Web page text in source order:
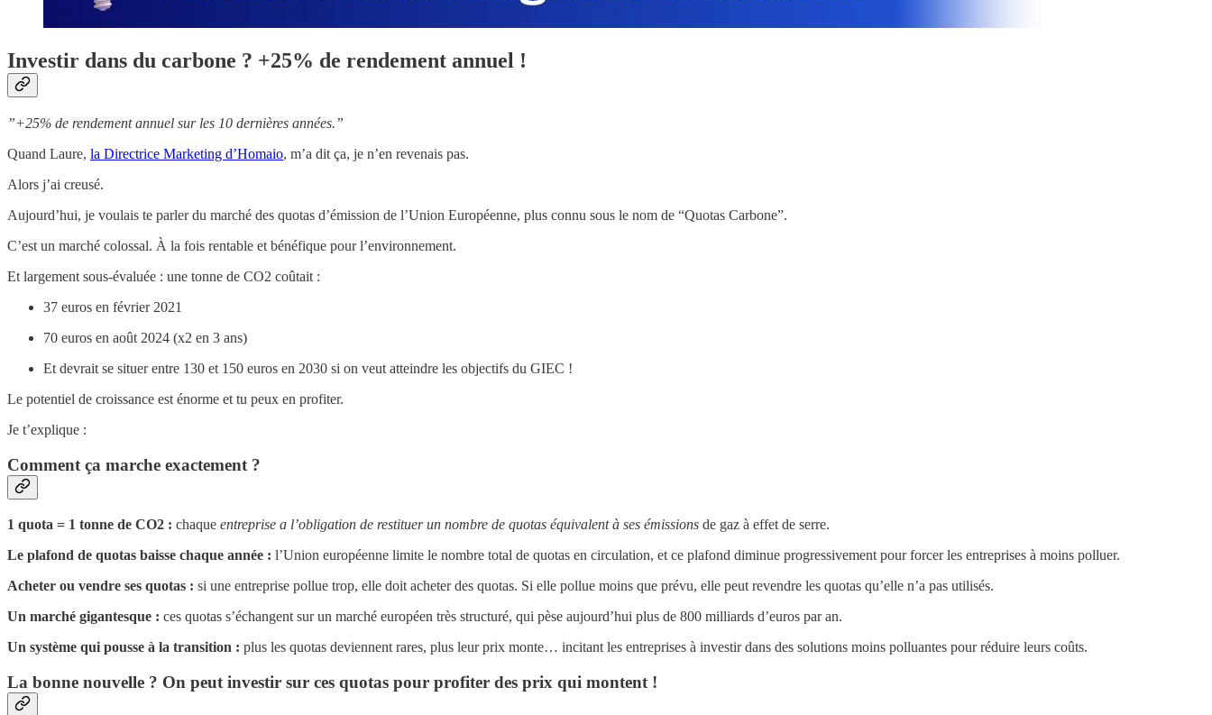
Investir dans du carbone ? +25% de rendement annuel !
​”+25% de rendement annuel sur les 10 dernières années.”
Quand Laure, la Directrice Marketing d’Homaio, m’a dit ça, je n’en revenais pas.
Alors j’ai creusé.
Aujourd’hui, je voulais te parler du marché des quotas d’émission de l’Union Européenne, plus connu sous le nom de “Quotas Carbone”.
C’est un marché colossal. À la fois rentable et bénéfique pour l’environnement.
Et largement sous-évaluée : une tonne de CO2 coûtait :
37 euros en février 2021
70 euros en août 2024 (x2 en 3 ans)
Et devrait se situer entre 130 et 150 euros en 2030 si on veut atteindre les objectifs du GIEC !
Le potentiel de croissance est énorme et tu peux en profiter.
Je t’explique :
Comment ça marche exactement ?
1 quota = 1 tonne de CO2 : chaque entreprise a l’obligation de restituer un nombre de quotas équivalent à ses émissions de gaz à effet de serre.
Le plafond de quotas baisse chaque année : l’Union européenne limite le nombre total de quotas en circulation, et ce plafond diminue progressivement pour forcer les entreprises à moins polluer.
Acheter ou vendre ses quotas : si une entreprise pollue trop, elle doit acheter des quotas. Si elle pollue moins que prévu, elle peut revendre les quotas qu’elle n’a pas utilisés.
Un marché gigantesque : ces quotas s’échangent sur un marché européen très structuré, qui pèse aujourd’hui plus de 800 milliards d’euros par an.
Un système qui pousse à la transition : plus les quotas deviennent rares, plus leur prix monte… incitant les entreprises à investir dans des solutions moins polluantes pour réduire leurs coûts.
La bonne nouvelle ? On peut investir sur ces quotas pour profiter des prix qui montent !